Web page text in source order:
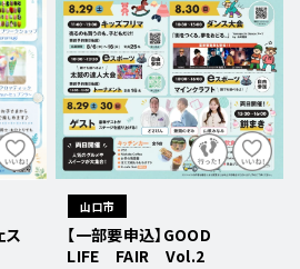
ス
山口市
【一部要申込】GOOD
LIFE FAIR Vol.2